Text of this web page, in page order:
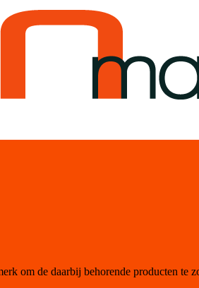
om de daarbij behorende producten